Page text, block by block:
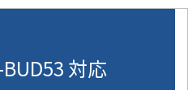
対応